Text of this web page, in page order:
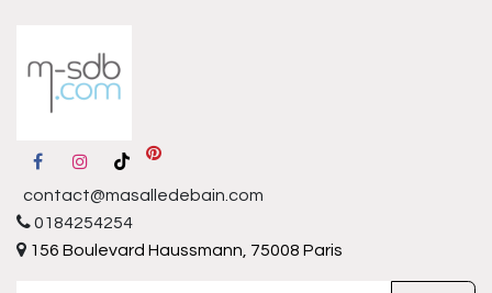
contact@masalledebain.com
0184254254
156 Boulevard Haussmann, 75008 Paris